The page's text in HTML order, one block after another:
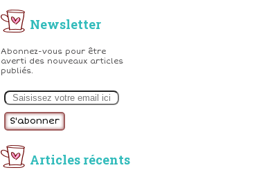
Newsletter
Abonnez-vous pour être
averti des nouveaux articles
publiés.
m
Articles récents